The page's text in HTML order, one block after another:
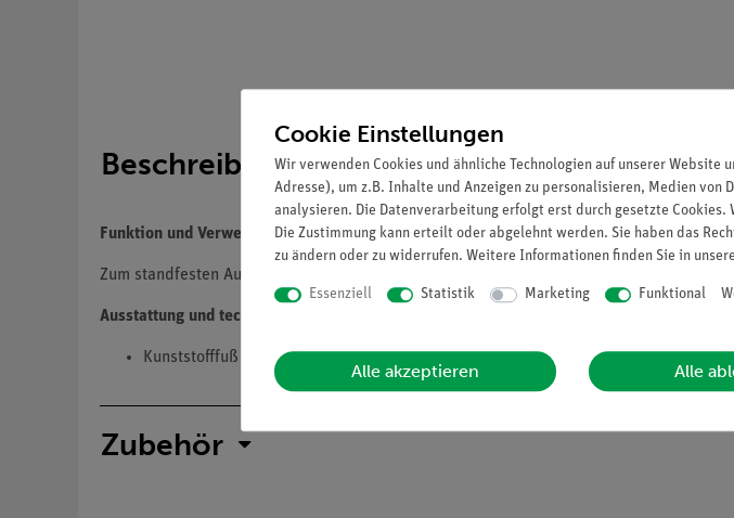
Beschreibung
Funktion und Verwendung
Zum standfesten Aufstellen des Aufbautrafos sowie von Spulen mit Eisenkern.
Ausstattung und technische Daten
Kunststofffuß mit Stativ mit höhenverstellbarem Schnellspanner und mit
Zubehör
Cookie Einstellungen
Wir verwenden Cookies und ähnliche Technologien auf unserer
Adresse), um z.B. Inhalte und Anzeigen zu personalisieren, Medien
analysieren. Die Datenverarbeitung erfolgt erst durch gesetzte
Die Zustimmung kann erteilt oder abgelehnt werden. Sie haben das
zu ändern oder zu widerrufen. Weitere Informationen finden Sie in
Essenziell Statistik Marketing Funktional
Alle akzeptieren Alle